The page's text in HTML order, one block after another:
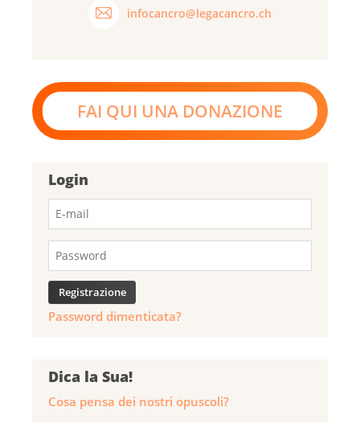
infocancro@legacancro.ch
FAI QUI UNA DONAZIONE
Login
Password dimenticata?
Dica la Sua!
Cosa pensa dei nostri opuscoli?